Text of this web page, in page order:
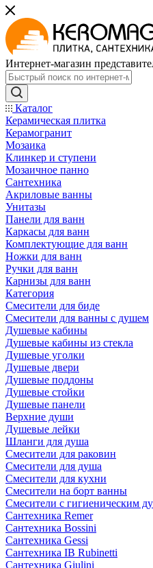
Интернет-магазин
Каталог
Керамическая плитка
Керамогранит
Мозаика
Клинкер и ступени
Мозаичное панно
Сантехника
Акриловые ванны
Унитазы
Панели для ванн
Каркасы для ванн
Комплектующие для ванн
Ножки для ванн
Ручки для ванн
Карнизы для ванн
Категория
Смесители для биде
Смесители для ванны с душем
Душевые кабины
Душевые кабины из стекла
Душевые уголки
Душевые двери
Душевые поддоны
Душевые стойки
Душевые панели
Верхние души
Душевые лейки
Шланги для душа
Смесители для раковин
Смесители для душа
Смесители для кухни
Смесители на борт ванны
Смесители с гигиеническим
Сантехника Remer
Сантехника Bossini
Сантехника Gessi
Сантехника IB Rubinetti
Сантехника Giulini